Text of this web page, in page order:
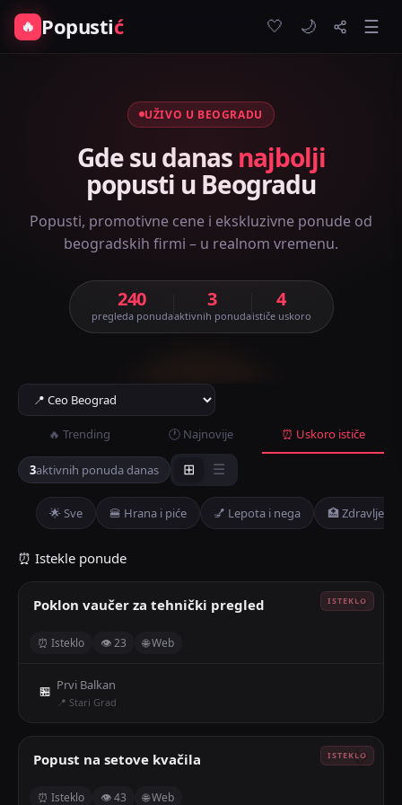
🔥 Popustić 🤍 🌙 ☰
UŽIVO U BEOGRADU
Gde su danas najbolji
popusti u Beogradu
Popusti, promotivne cene i ekskluzivne ponude od
beogradskih firmi – u realnom vremenu.
240
pregleda ponuda
3
aktivnih ponuda
4
ističe uskoro
🔥 Trending 🕐 Najnovije ⏰ Uskoro ističe
3aktivnih ponuda danas ⊞ ☰
🌟 Sve 🍔 Hrana i piće 💅 Lepota i nega 🏥 Zdravlje
⏰ Istekle ponude
Poklon vaučer za tehnički pregled 🤍
⏰ Isteklo 👁 23 🌐 Web
🏪 Prvi Balkan
📍 Stari Grad
Popust na setove kvačila 🤍
⏰ Isteklo 👁 43 🌐 Web